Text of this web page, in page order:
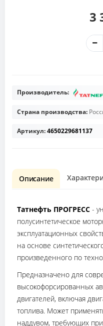
3
Производитель:
Страна производства:
Артикул:4650229681137
Описание
Татнефть ПРОГРЕСС -
полусинтетическое
эксплуатационных
на основе
произведенного по
Предназначено для
высокофорсированных
двигателей, включая
топлива. Может
наддувом, требующих